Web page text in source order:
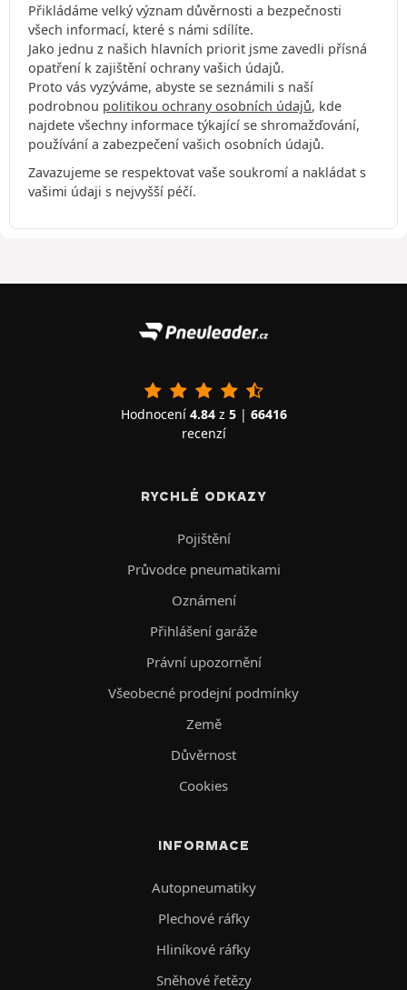
Přikládáme velký význam důvěrnosti a bezpečnosti
všech informací, které s námi sdílíte.
Jako jednu z našich hlavních priorit jsme zavedli přísná
opatření k zajištění ochrany vašich údajů.
Proto vás vyzýváme, abyste se seznámili s naší
podrobnou politikou ochrany osobních údajů, kde
najdete všechny informace týkající se shromažďování,
používání a zabezpečení vašich osobních údajů.
Zavazujeme se respektovat vaše soukromí a nakládat s
vašimi údaji s nejvyšší péčí.
Hodnocení 4.84z 5| 66416
recenzí
RYCHLÉ ODKAZY
Pojištění
Průvodce pneumatikami
Oznámení
Přihlášení garáže
Právní upozornění
Všeobecné prodejní podmínky
Země
Důvěrnost
Cookies
INFORMACE
Autopneumatiky
Plechové ráfky
Hliníkové ráfky
Sněhové řetězy